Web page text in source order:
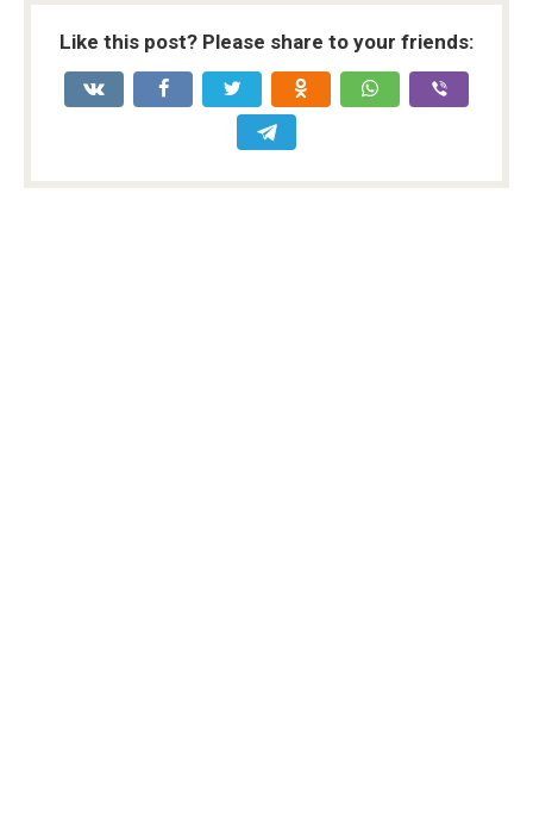
Like this post? Please share to your friends: